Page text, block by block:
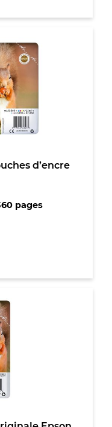
d’encre
pages